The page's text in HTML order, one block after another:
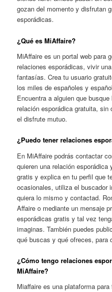
gozan del momento y disfrutan
esporádicas.
¿Qué es MiAffaire?
MiAffaire es un portal web para
relaciones esporádicas, vivir
fantasías. Crea tu usuario
los miles de españoles y
Encuentra a alguien que
relación esporádica gratuita,
el disfrute mutuo.
¿Puedo tener relaciones
En MiAffaire podrás contactar
quieren una relación
gratis y explica en tu perfil que
ocasionales, utiliza el buscador
quiera lo mismo y contactad.
Affaire o mediante un mensaje
esporádicas gratis y tal vez
imaginas. También puedes
qué buscas y qué ofreces, para
¿Cómo tengo relaciones
MiAffaire?
Miaffaire es una plataforma